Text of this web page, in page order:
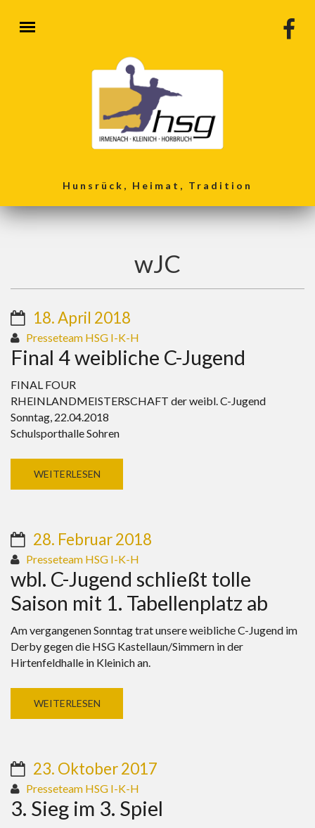
Hunsrück, Heimat, Tradition
wJC
18. April 2018
Presseteam HSG I-K-H
Final 4 weibliche C-Jugend
FINAL FOUR
RHEINLANDMEISTERSCHAFT der weibl. C-Jugend
Sonntag, 22.04.2018
Schulsporthalle Sohren
WEITERLESEN
28. Februar 2018
Presseteam HSG I-K-H
wbl. C-Jugend schließt tolle
Saison mit 1. Tabellenplatz ab
Am vergangenen Sonntag trat unsere weibliche C-Jugend im
Derby gegen die HSG Kastellaun/Simmern in der
Hirtenfeldhalle in Kleinich an.
WEITERLESEN
23. Oktober 2017
Presseteam HSG I-K-H
3. Sieg im 3. Spiel